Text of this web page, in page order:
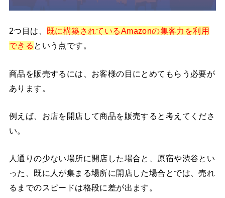
2つ目は、 既に構築されているAmazonの集客力を利用
できる という点です。
商品を販売するには、お客様の目にとめてもらう必要が
あります。
例えば、お店を開店して商品を販売すると考えてくださ
い。
人通りの少ない場所に開店した場合と、原宿や渋谷とい
った、既に人が集まる場所に開店した場合とでは、売れ
るまでのスピードは格段に差が出ます。